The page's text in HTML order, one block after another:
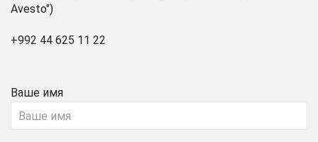
Avesto")
+992 44 625 11 22
Ваше имя